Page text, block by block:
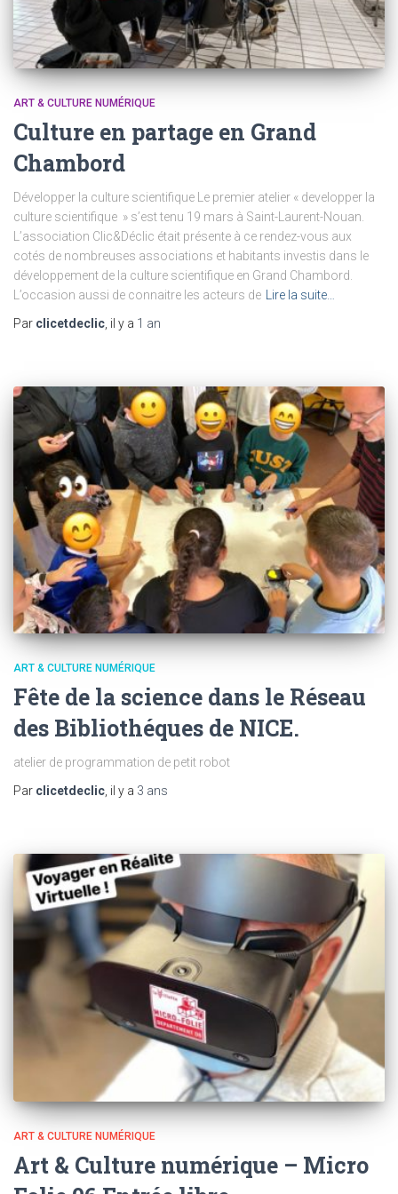
ART & CULTURE NUMÉRIQUE
Culture en partage en Grand
Chambord
Développer la culture scientifique Le premier atelier « developper la
culture scientifique » s’est tenu 19 mars à Saint-Laurent-Nouan.
L’association Clic&Déclic était présente à ce rendez-vous aux
cotés de nombreuses associations et habitants investis dans le
développement de la culture scientifique en Grand Chambord.
L’occasion aussi de connaitre les acteurs de
Lire la suite…
Par clicetdeclic , il y a 1 an
ART & CULTURE NUMÉRIQUE
Fête de la science dans le Réseau
des Bibliothéques de NICE.
atelier de programmation de petit robot
Par clicetdeclic, il y a 3 ans
ART & CULTURE NUMÉRIQUE
Art & Culture numérique – Micro